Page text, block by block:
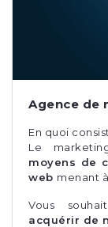
Agence de
En quoi
Le
moyens de
web menant
Vous
acquérir de